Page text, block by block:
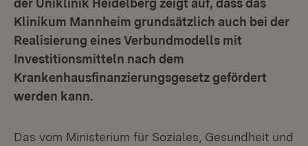
der Uniklinik Heidelberg zeigt auf, dass das
Klinikum Mannheim grundsätzlich auch bei der
Realisierung eines Verbundmodells mit
Investitionsmitteln nach dem
Krankenhausfinanzierungsgesetz gefördert
werden kann.
Das vom Ministerium für Soziales, Gesundheit und